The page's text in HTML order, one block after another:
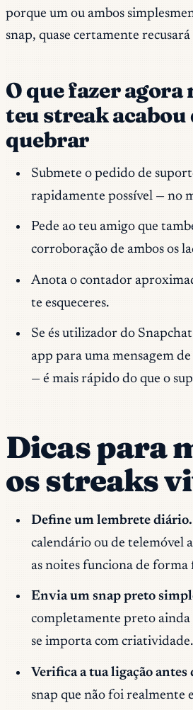
porque um ou ambos
snap, quase certamente
O que fazer agora
teu streak acabou
quebrar
Submete o pedido de
rapidamente possível — no
Pede ao teu amigo que
corroboração de ambos os
Anota o contador
te esqueceres.
Se és utilizador do
app para uma mensagem
— é mais rápido do que o
Dicas para
os streaks
Define um lembrete diário.
calendário ou de telemóvel
as noites funciona de forma
Envia um snap preto
completamente preto ainda
se importa com criatividade.
Verifica a tua ligação antes
snap que não foi realmente